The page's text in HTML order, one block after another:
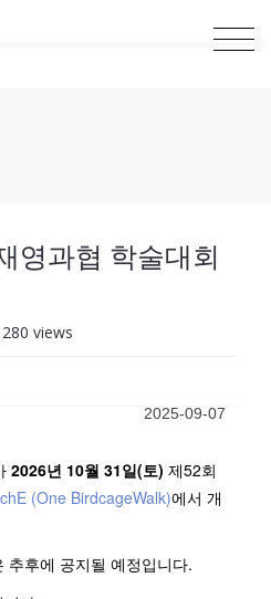
영과협 학술대회
280 views
2025-09-07
2026년 10월 31일(토) 제52회
(One BirdcageWalk)에서 개
추후에 공지될 예정입니다.